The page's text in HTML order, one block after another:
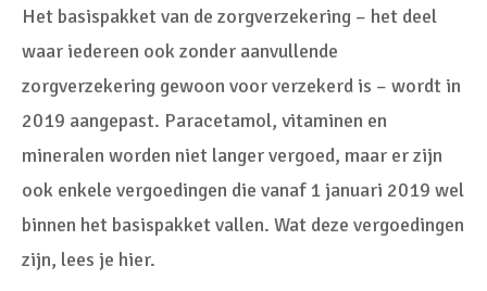
Het basispakket van de zorgverzekering – het deel
waar iedereen ook zonder aanvullende
zorgverzekering gewoon voor verzekerd is – wordt in
2019 aangepast. Paracetamol, vitaminen en
mineralen worden niet langer vergoed, maar er zijn
ook enkele vergoedingen die vanaf 1 januari 2019 wel
binnen het basispakket vallen. Wat deze vergoedingen
zijn, lees je hier.